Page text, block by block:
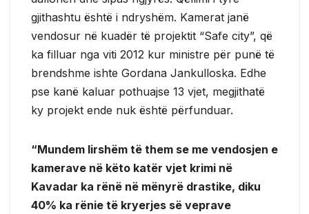
gjithashtu është i ndryshëm. Kamerat janë
vendosur në kuadër të projektit “Safe city”, që
ka filluar nga viti 2012 kur ministre për punë të
brendshme ishte Gordana Jankulloska. Edhe
pse kanë kaluar pothuajse 13 vjet, megjithatë
ky projekt ende nuk është përfunduar.
“Mundem lirshëm të them se me vendosjen e
kamerave në këto katër vjet krimi në
Kavadar ka rënë në mënyrë drastike, diku
40% ka rënie të kryerjes së veprave